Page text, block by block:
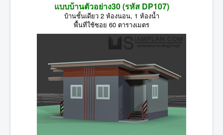
แบบบ้านตัวอย่าง30 (รหัส DP107)
บ้านชั้นเดียว 2 ห้องนอน, 1 ห้องน้ำ
พื้นที่ใช้ซอย 60 ตารางเมตร